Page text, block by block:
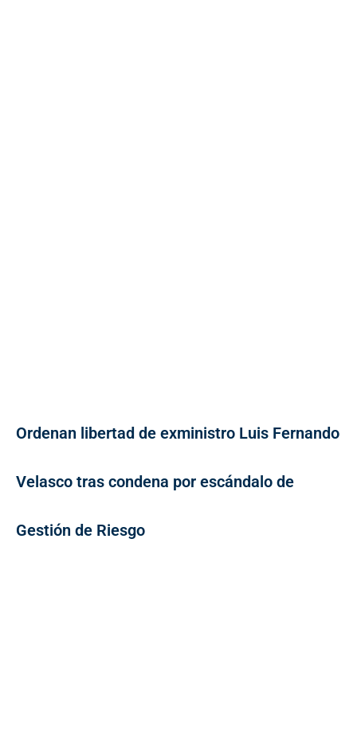
Ordenan libertad de exministro Luis Fernando
Velasco tras condena por escándalo de
Gestión de Riesgo